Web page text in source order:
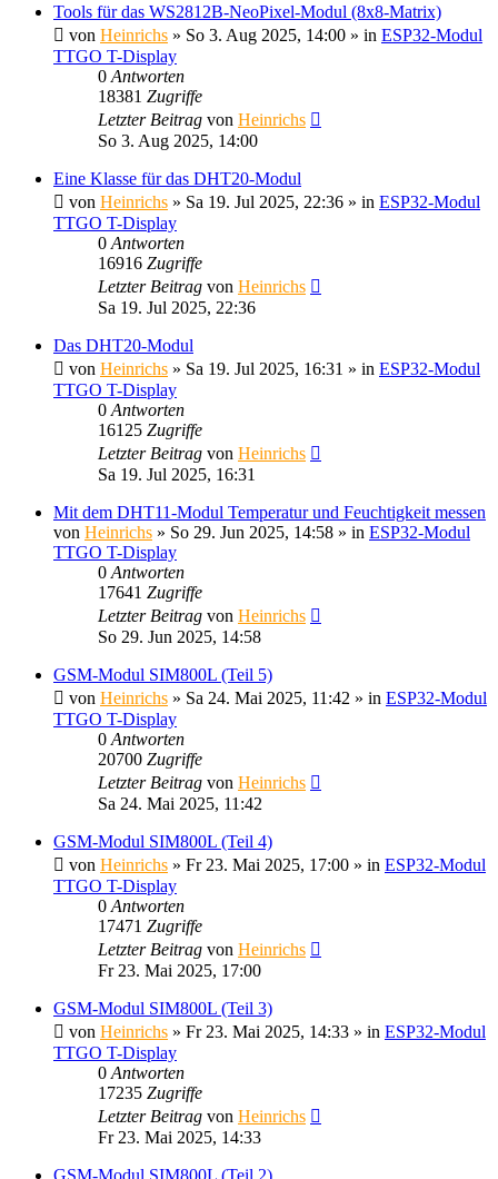
Tools für das WS2812B-NeoPixel-Modul (8x8-Matrix)
von Heinrichs » So 3. Aug 2025, 14:00 » in ESP32-Modul
TTGO T-Display
0 Antworten
18381 Zugriffe
Letzter Beitrag von Heinrichs
So 3. Aug 2025, 14:00
Eine Klasse für das DHT20-Modul
von Heinrichs » Sa 19. Jul 2025, 22:36 » in ESP32-Modul
TTGO T-Display
0 Antworten
16916 Zugriffe
Letzter Beitrag von Heinrichs
Sa 19. Jul 2025, 22:36
Das DHT20-Modul
von Heinrichs » Sa 19. Jul 2025, 16:31 » in ESP32-Modul
TTGO T-Display
0 Antworten
16125 Zugriffe
Letzter Beitrag von Heinrichs
Sa 19. Jul 2025, 16:31
Mit dem DHT11-Modul Temperatur und Feuchtigkeit messen
von Heinrichs » So 29. Jun 2025, 14:58 » in ESP32-Modul
TTGO T-Display
0 Antworten
17641 Zugriffe
Letzter Beitrag von Heinrichs
So 29. Jun 2025, 14:58
GSM-Modul SIM800L (Teil 5)
von Heinrichs » Sa 24. Mai 2025, 11:42 » in ESP32-Modul
TTGO T-Display
0 Antworten
20700 Zugriffe
Letzter Beitrag von Heinrichs
Sa 24. Mai 2025, 11:42
GSM-Modul SIM800L (Teil 4)
von Heinrichs » Fr 23. Mai 2025, 17:00 » in ESP32-Modul
TTGO T-Display
0 Antworten
17471 Zugriffe
Letzter Beitrag von Heinrichs
Fr 23. Mai 2025, 17:00
GSM-Modul SIM800L (Teil 3)
von Heinrichs » Fr 23. Mai 2025, 14:33 » in ESP32-Modul
TTGO T-Display
0 Antworten
17235 Zugriffe
Letzter Beitrag von Heinrichs
Fr 23. Mai 2025, 14:33
GSM-Modul SIM800L (Teil 2)